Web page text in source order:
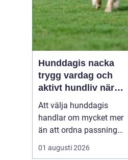
Hunddagis nacka
trygg vardag och
aktivt hundliv nära
stan
Att välja hunddagis
handlar om mycket mer
än att ordna passning
under arbetsdagen. För
många hundägare i
01 augusti 2026